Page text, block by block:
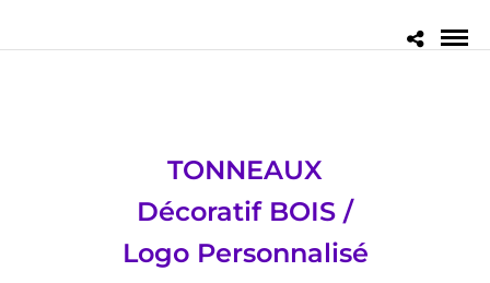
TONNEAUX
Décoratif BOIS /
Logo Personnalisé